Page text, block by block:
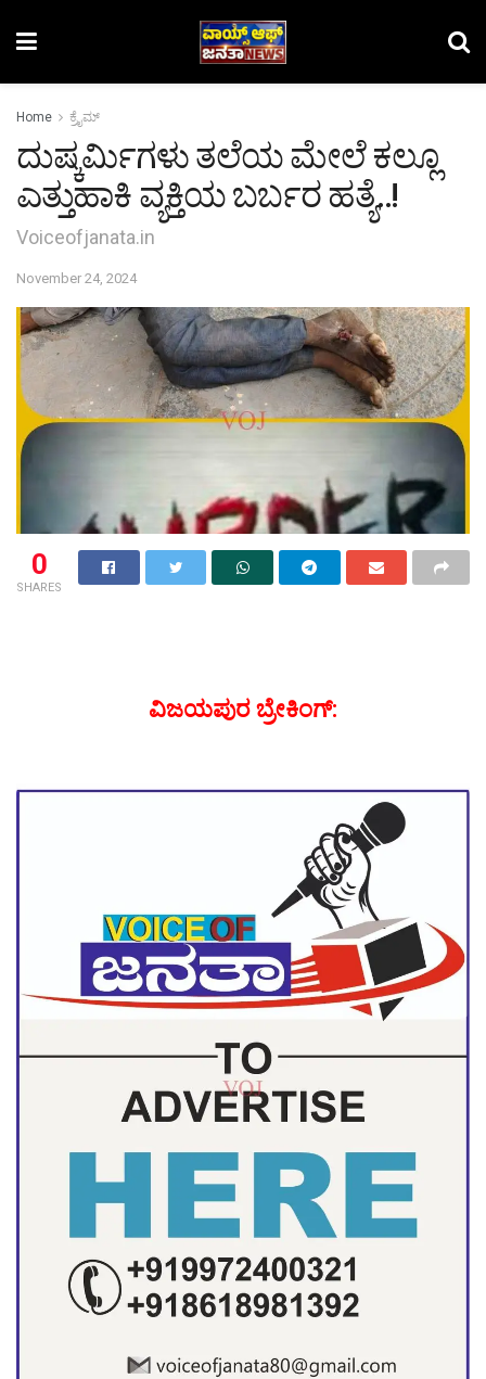
Home ಕ್ರೈಮ್‌
ದುಷ್ಕರ್ಮಿಗಳು ತಲೆಯ ಮೇಲೆ ಕಲ್ಲೂ
ಎತ್ತುಹಾಕಿ ವ್ಯಕ್ತಿಯ ಬರ್ಬರ ಹತ್ಯೆ..!
Voiceofjanata.in
November 24, 2024
0
SHARES
ವಿಜಯಪುರ ಬ್ರೇಕಿಂಗ್: